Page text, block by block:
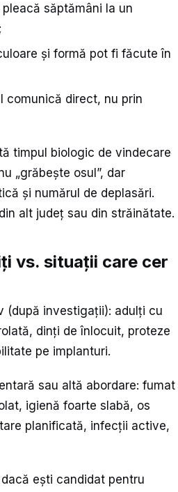
săptămâni la un
și formă pot fi făcute în
comunică direct, nu prin
timpul biologic de vindecare
„grăbește osul”, dar
și numărul de deplasări.
alt județ sau din străinătate.
vs. situații care cer
(după investigații): adulți cu
dinți de înlocuit, proteze
pe implanturi.
sau altă abordare: fumat
igienă foarte slabă, os
planificată, infecții active,
ești candidat pentru